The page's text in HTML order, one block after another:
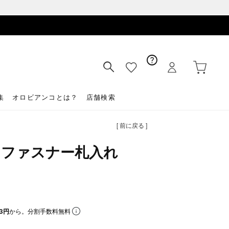
オロビアンコとは？ 店舗検索
[ 前に戻る ]
ァスナー札入れ
円から。分割手数料無料